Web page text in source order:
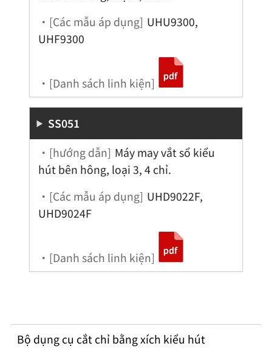
・[Các mẫu áp dụng] UHU9300,
UHF9300
・[Danh sách linh kiện]
SS051
・[hướng dẫn] Máy may vắt sổ kiểu
hút bên hông, loại 3, 4 chỉ.
・[Các mẫu áp dụng] UHD9022F,
UHD9024F
・[Danh sách linh kiện]
Bộ dụng cụ cắt chỉ bằng xích kiểu hút